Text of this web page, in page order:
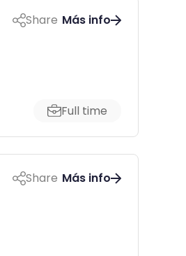
Share Más info
Full time
Share Más info